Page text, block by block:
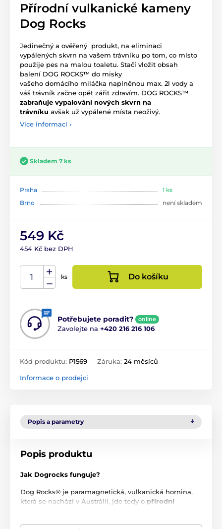
Přírodní vulkanické kameny
Dog Rocks
Jedinečný a ověřený produkt, na eliminaci
vypálených skvrn na vašem trávníku po tom, co místo
použije pes na malou toaletu. Stačí vložit obsah
balení DOG ROCKS™ do misky
vašeho domácího miláčka naplněnou max. 2l vody a
váš trávník začne opět zářit zdravím. DOG ROCKS™
zabraňuje vypalování nových skvrn na
trávníku avšak už vypálené místa neoživý.
Více informací ›
Skladem 7 ks
Praha
1 ks
Brno
není skladem
549 Kč
454 Kč bez DPH
ks Do košíku
Potřebujete poradit? online
Zavolejte na +420 216 216 106
Kód produktu: P1569 Záruka: 24 měsíců
Informace o prodejci
Popis a parametry
Popis produktu
Jak Dogrocks funguje?
Dog Rocks® je paramagnetická, vulkanická hornina,
která se nachází v Austrálii, jde tedy o přírodní